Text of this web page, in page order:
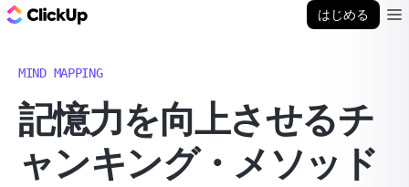
はじめる
MIND MAPPING
記憶力を向上させるチ
ャンキング・メソッド